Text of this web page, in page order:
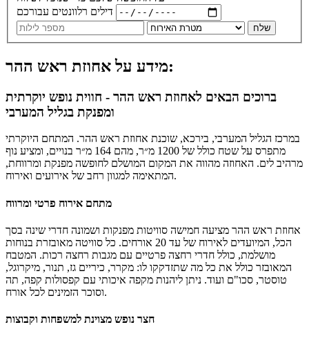
שלח
מידע על אחוזת ראש ההר:
ברוכים הבאים לאחוזת ראש ההר - חווית נופש יוקרתית
ומפנקת בגליל המערבי
במרכז הגליל המערבי, בירכא, שוכנת אחוזת ראש ההר. המתחם היוקרתי
מתפרס על שטח כולל של 1200 מ״ר, מהם 164 מ״ר בנויים, ומציע נוף
מרהיב לים. האחוזה מהווה את המקום המושלם לחופשה מפנקת ומרווחת,
המתאימה למגוון רחב של אירועים ואירוח.
מתחם אירוח פרטי ומרווח
אחוזת ראש ההר מציעה חמישה סוויטות מפנקות ושמונה חדרי שינה בסך
הכל, המיועדים לאירוח של עד 20 אורחים. כל סוויטה מאובזרת בנוחות
מושלמת, כולל חדרי רחצה פרטיים עם מגבות רחצה רכות. המטבח
המאובזר כולל את כל מה שתזדקקו לו: מקרר, כיריים גז, תנור, מיקרוגל,
טוסטר, סכו"ם ועוד. ניתן ליהנות מקפה איכותי עם קפסולות קפה, תה
וסוכר הזמינים לכל אורח.
חצר נופש מצוינת למשפחות וקבוצות